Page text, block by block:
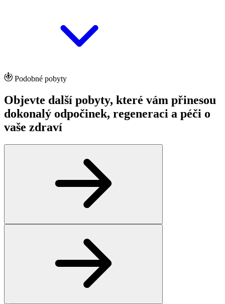
Podobné pobyty
Objevte další pobyty, které vám přinesou
dokonalý odpočinek, regeneraci a péči o
vaše zdraví